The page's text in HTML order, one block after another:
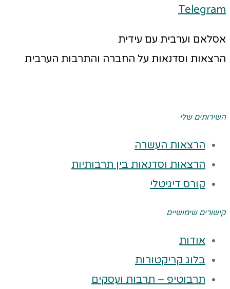
Telegram
אסלאם וערבית עם עידית
הרצאות וסדנאות על החברה והתרבות הערבית
השירותים שלי
הרצאות העשרה
הרצאות וסדנאות בין תרבותיות
קורס דיגיטלי
קישורים שימושיים
אודות
בלוג קריקטורות
תרבוטיפ – תרבות ועסקים